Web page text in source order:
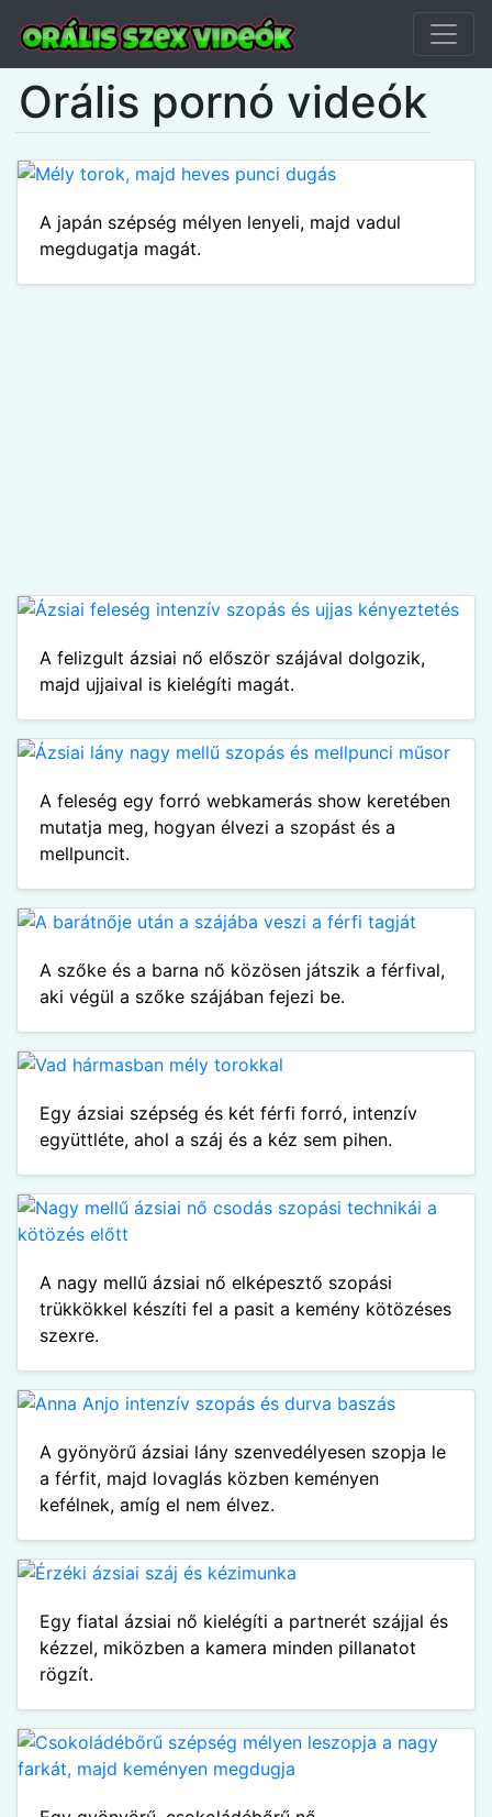
Orális pornó videók
A japán szépség mélyen lenyeli, majd vadul
megdugatja magát.
A felizgult ázsiai nő először szájával dolgozik,
majd ujjaival is kielégíti magát.
A feleség egy forró webkamerás show keretében
mutatja meg, hogyan élvezi a szopást és a
mellpuncit.
A szőke és a barna nő közösen játszik a férfival,
aki végül a szőke szájában fejezi be.
Egy ázsiai szépség és két férfi forró, intenzív
együttléte, ahol a száj és a kéz sem pihen.
A nagy mellű ázsiai nő elképesztő szopási
trükkökkel készíti fel a pasit a kemény kötözéses
szexre.
A gyönyörű ázsiai lány szenvedélyesen szopja le
a férfit, majd lovaglás közben keményen
kefélnek, amíg el nem élvez.
Egy fiatal ázsiai nő kielégíti a partnerét szájjal és
kézzel, miközben a kamera minden pillanatot
rögzít.